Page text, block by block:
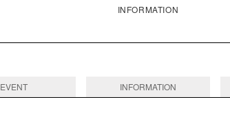
INFORMATION
EVENT INFORMATION